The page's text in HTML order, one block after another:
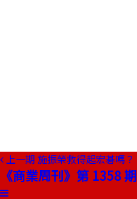
上一期 施振榮救得起宏碁嗎？
《商業周刊》第 1358 期